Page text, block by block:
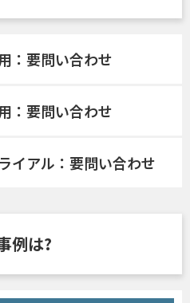
：要問い合わせ
：要問い合わせ
イアル：要問い合わせ
例は?